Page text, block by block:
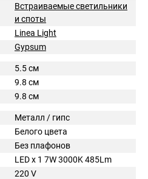
Встраиваемые светильники
и споты
Linea Light
Gypsum
5.5 см
9.8 см
9.8 см
Металл / гипс
Белого цвета
Без плафонов
LED x 1 7W 3000K 485Lm
220 V